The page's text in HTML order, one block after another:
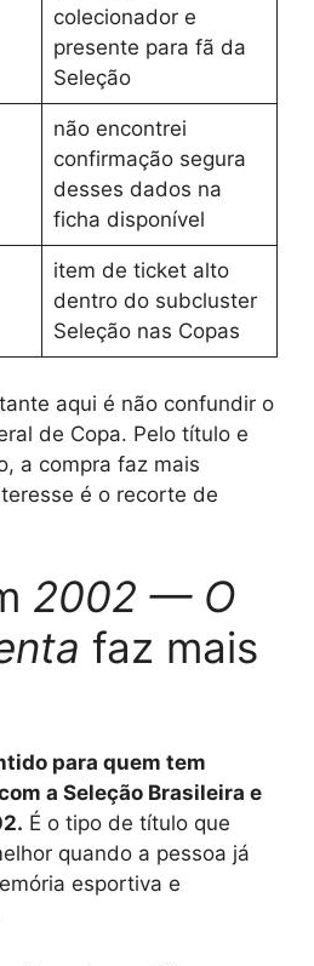
colecionador e
presente para fã da
Seleção
não encontrei
confirmação segura
desses dados na
ficha disponível
item de ticket alto
dentro do subcluster
Seleção nas Copas
aqui é não confundir o
de Copa. Pelo título e
a compra faz mais
é o recorte de
2002 — O
faz mais
para quem tem
a Seleção Brasileira e
É o tipo de título que
quando a pessoa já
esportiva e